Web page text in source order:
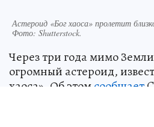
Астероид «Бог хаоса» пролетит
Фото: Shutterstock.
Через три года мимо
огромный астероид,
хаоса». Об этомсообщает